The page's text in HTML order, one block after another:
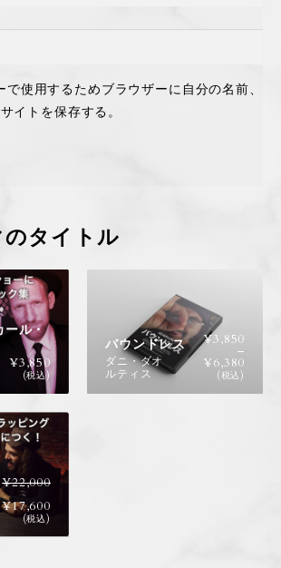
で使用するためブラウザーに自分の名前、
イトを保存する。
タイトル
ール・
¥3,850
(税込)
バウンドレス
ダニ・ダオ
ルティス
¥3,850
–
¥6,380
(税込)
¥22,000
¥17,600
(税込)